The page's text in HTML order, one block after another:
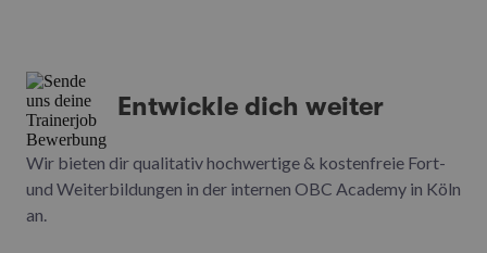
Entwickle dich weiter
Wir bieten dir qualitativ hochwertige & kostenfreie Fort-
und Weiterbildungen in der internen OBC Academy in Köln
an.